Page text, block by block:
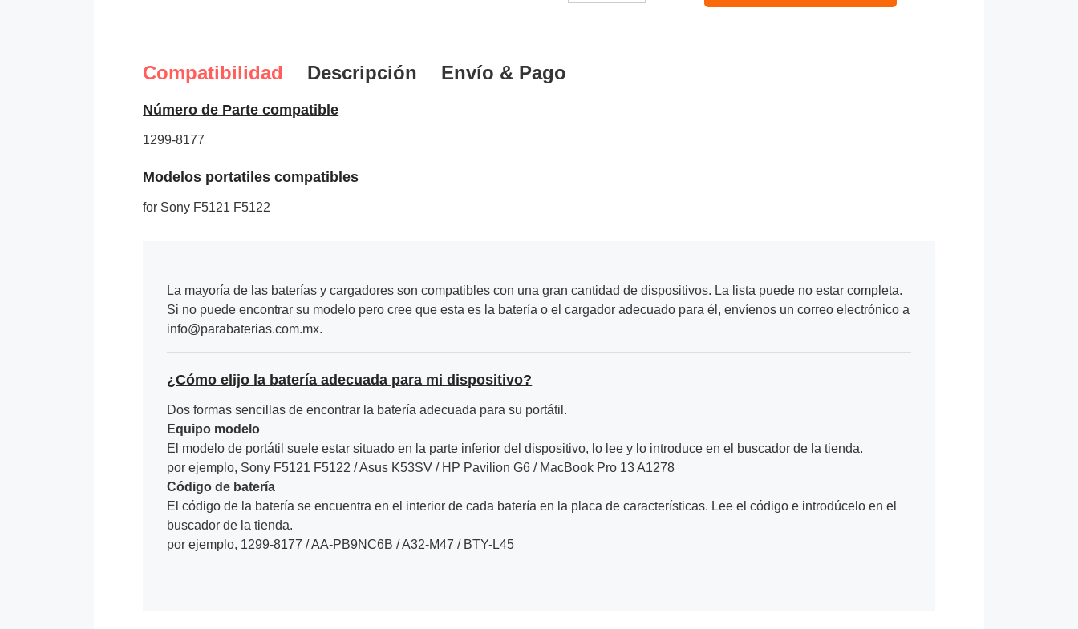
Compatibilidad Descripción Envío & Pago
Número de Parte compatible
1299-8177
Modelos portatiles compatibles
for Sony F5121 F5122
La mayoría de las baterías y cargadores son compatibles con una gran cantidad de dispositivos. La lista puede no estar completa.
Si no puede encontrar su modelo pero cree que esta es la batería o el cargador adecuado para él, envíenos un correo electrónico a
info@parabaterias.com.mx.
¿Cómo elijo la batería adecuada para mi dispositivo?
Dos formas sencillas de encontrar la batería adecuada para su portátil.
Equipo modelo
El modelo de portátil suele estar situado en la parte inferior del dispositivo, lo lee y lo introduce en el buscador de la tienda.
por ejemplo, Sony F5121 F5122 / Asus K53SV / HP Pavilion G6 / MacBook Pro 13 A1278
Código de batería
El código de la batería se encuentra en el interior de cada batería en la placa de características. Lee el código e introdúcelo en el
buscador de la tienda.
por ejemplo, 1299-8177 / AA-PB9NC6B / A32-M47 / BTY-L45